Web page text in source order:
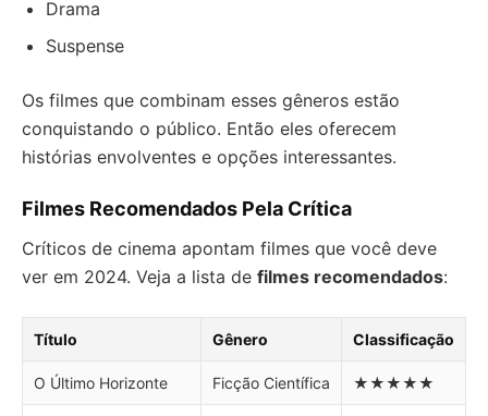
Drama
Suspense
Os filmes que combinam esses gêneros estão
conquistando o público. Então eles oferecem
histórias envolventes e opções interessantes.
Filmes Recomendados Pela Crítica
Críticos de cinema apontam filmes que você deve
ver em 2024. Veja a lista de filmes recomendados:
Título Gênero Classificação
O Último Horizonte Ficção Científica ★★★★★